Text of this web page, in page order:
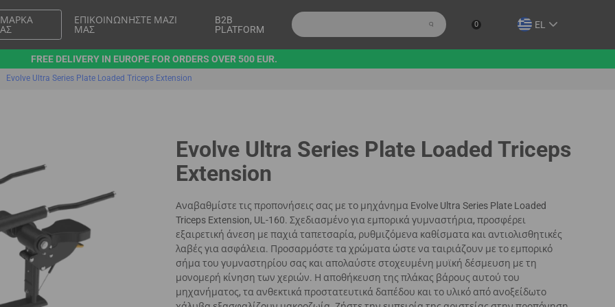
ΕΠΙΚΟΙΝΩΝΉΣΤΕ ΜΑΖΊ
ΜΑΣ
B2B
PLATFORM
0 EL
FREE DELIVERY IN EUROPE FOR ORDERS OVER 500 EUR.
Evolve Ultra Series Plate Loaded Triceps Extension
Evolve Ultra Series Plate Loaded Triceps
Extension
Αναβαθμίστε τις προπονήσεις σας με το μηχάνημα Evolve Ultra Series Plate Loaded
Triceps Extension, UL-160. Σχεδιασμένο για εμπορικά γυμναστήρια, προσφέρει
εξαιρετική άνεση με παχιά ταπετσαρία, ρυθμιζόμενα καθίσματα και αντιολισθητικές
λαβές για ασφάλεια. Προσαρμόστε τα χρώματα ώστε να ταιριάζουν με το εμπορικό
σήμα του γυμναστηρίου σας και απολαύστε στοχευμένη μυϊκή δέσμευση με τη
μονομερή κίνηση των χεριών. Η αποθήκευση της πλάκας βάρους αυτού του
μηχανήματος, τα ανθεκτικά προστατευτικά δαπέδου και το υλικό από ανοξείδωτο